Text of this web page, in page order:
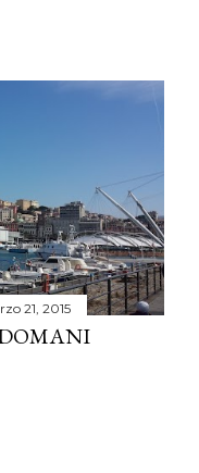
21, 2015